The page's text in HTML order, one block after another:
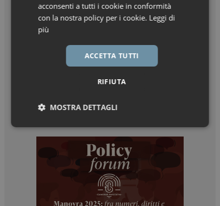
acconsenti a tutti i cookie in conformità
con la nostra policy per i cookie. Leggi di
più
ACCETTA TUTTI
RIFIUTA
MOSTRA DETTAGLI
Necessari Marketing
Necessari Marketing